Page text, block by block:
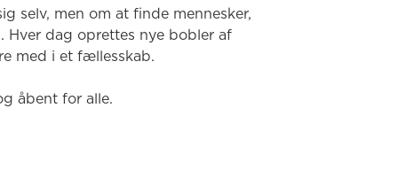
selv, men om at finde mennesker,
dag oprettes nye bobler af
med i et fællesskab.
åbent for alle.